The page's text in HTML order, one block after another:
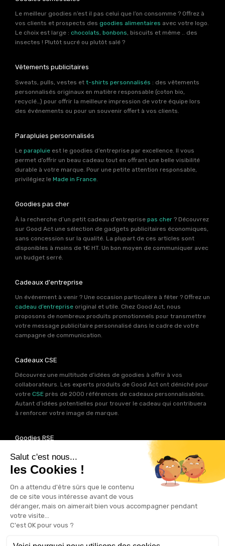
Le meilleur goodies n’est il pas celui que l’on consomme ? Offrez à
vos clients et prospects des goodies alimentaires avec votre logo.
Le choix est large : chocolats, bonbons, biscuits et même .. des
insectes ! Plutôt sucré ou plutôt salé ?
Vêtements publicitaires
Sweats, pulls, vestes et t-shirts personnalisés : des vêtements
personnalisés originaux en matière responsable (coton bio,
recyclé…) pour offrir la meilleure impression de votre équipe lors
des événements ou pour un souvenir offert à vos clients.
Parapluies personnalisés
Le parapluie est le goodies d’entreprise par excellence. Il vous
permet d’offrir un beau cadeau tout en offrant une belle visibilité
durable à votre marque. Pour une petite attention responsable,
privilégiez le Made in France.
Goodies pas cher
À la recherche d’un petit cadeau d’entreprise pas cher ? Découvrez
sur Good Act une sélection de gadgets publicitaires économiques,
sans concession sur la qualité. La plupart de ces articles sont
disponibles à moins de 1€ HT. Un bon moyen de communiquer avec
un budget serré.
Cadeaux d'entreprise
Un événement à venir ? Une occasion particulière à fêter ? Offrez un
cadeau d’entreprise original et utile. Chez Good Act, nous
proposons de nombreux produits promotionnels pour transmettre
votre message publicitaire personnalisé dans le cadre de votre
campagne de communication.
Cadeaux CSE
Découvrez une multitude d’idées de goodies à offrir à vos
collaborateurs. Les experts produits de Good Act ont déniché pour
votre CSE près de 2000 références de cadeaux personnalisables.
Autant d’idées potentielles pour trouver le cadeau qui contribuera
à renforcer votre image de marque.
Goodies RSE
Vous souhaitez communiquer en accord avec vos valeurs ? Ca
tombe bien ! Un grand nombre de produits présents sur Good Act
sont fabriqués en France et en Europe.
Notre sélection RSEvous
permet de trouver un goodies parfait pour votre campagne de
communication. Des produits fabriqués avec amour dans de
bonnes conditions et un impact limité sur la planête.